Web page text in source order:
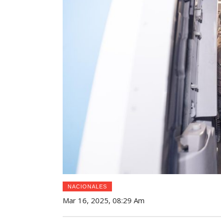
NACIONALES
Mar 16, 2025, 08:29 Am